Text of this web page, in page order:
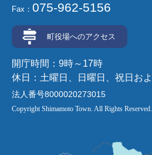
Fax： 075-962-5156
町役場へのアクセス
開庁時間：9時～17時
休日：土曜日、日曜日、祝日お
法人番号8000020273015
Copyright Shimamoto Town. All Rights Reserved.